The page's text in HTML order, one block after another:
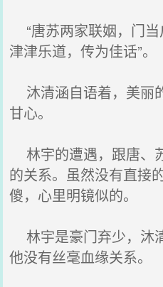
“唐苏两家联姻，门
津津乐道，传为佳话”。
沐清涵自语着，美丽
甘心。
林宇的遭遇，跟唐、
的关系。虽然没有直接
傻，心里明镜似的。
林宇是豪门弃少，沐
他没有丝毫血缘关系。